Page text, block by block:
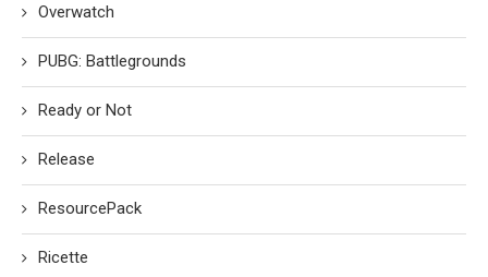
Overwatch
PUBG: Battlegrounds
Ready or Not
Release
ResourcePack
Ricette